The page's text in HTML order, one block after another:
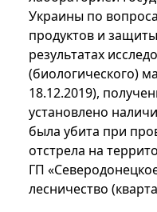
Украины по
продуктов и
результатах
(биологического)
18.12.2019),
установлено
была убита при
отстрела на
ГП
лесничество